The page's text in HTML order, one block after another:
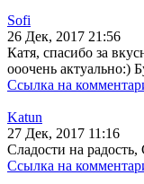
Sofi
26 Дек, 2017 21:56
Катя, спасибо за
ооочень актуально:)
Ссылка на
Katun
27 Дек, 2017 11:16
Сладости на
Ссылка на